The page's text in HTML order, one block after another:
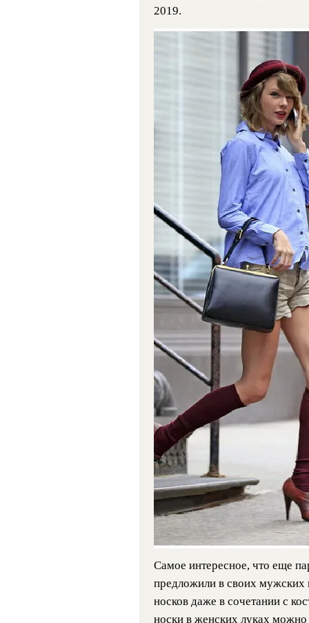
2019.
Самое интересное, что еще
предложили в своих мужских
носков даже в сочетании с
носки в женских луках можно